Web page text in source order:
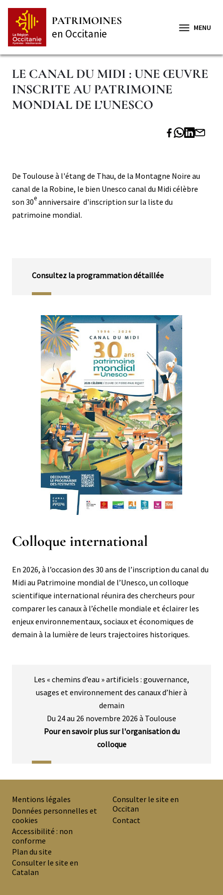
contenu
principal
PATRIMOINES
en Occitanie MENU
LE CANAL DU MIDI : UNE ŒUVRE
INSCRITE AU PATRIMOINE
MONDIAL DE L’UNESCO
niveau
2
Corps
Corps
De Toulouse à l'étang de Thau, de la Montagne Noire au
canal de la Robine, le bien Unesco canal du Midi célèbre
son 30eanniversaire d'inscription sur la liste du
patrimoine mondial.
Consultez la programmation détaillée
Titre
Colloque international
Corps
En 2026, à l’occasion des 30 ans de l’inscription du canal du
Midi au Patrimoine mondial de l’Unesco, un colloque
scientifique international réunira des chercheurs pour
comparer les canaux à l’échelle mondiale et éclairer les
enjeux environnementaux, sociaux et économiques de
demain à la lumière de leurs trajectoires historiques.
Les « chemins d’eau » artificiels : gouvernance,
usages et environnement des canaux d’hier à
demain
Du 24 au 26 novembre 2026 à Toulouse
Pour en savoir plus sur l'organisation du
colloque
PREMIER
MENU
DE
BAS
DE
Mentions légales
Données personnelles et
cookies
Accessibilité : non
conforme
Plan du site
Consulter le site en
Catalan
Consulter le site en
Occitan
Contact